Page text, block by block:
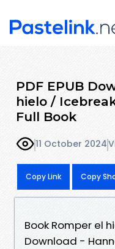
PDF EPUB
hielo /
Full Book
11 October 2024
Copy Link Copy
Book Romper el
Download -